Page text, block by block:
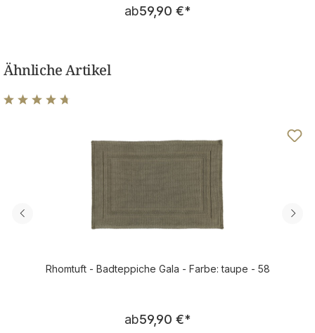
Regulärer Preis:
ab59,90 €*
Ähnliche Artikel
Rhomtuft - Badteppiche Gala - Farbe: taupe - 58
Regulärer Preis:
ab59,90 €*